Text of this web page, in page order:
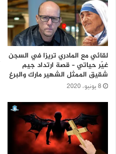
لقائي مع المادري تريزا في السجن
غيّر حياتي – قصة ارتداد جيم
شقيق الممثل الشهير مارك والبرغ
8 يونيو، 2020